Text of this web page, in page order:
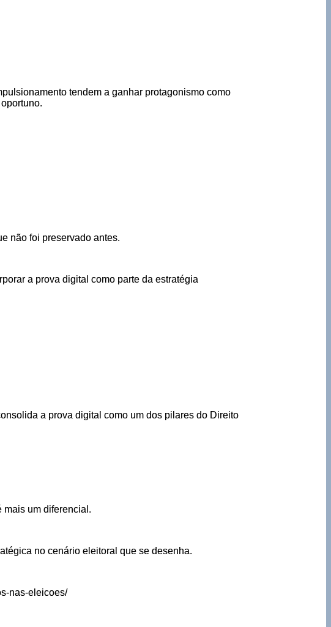
tendem a ganhar protagonismo como
não foi preservado antes.
a prova digital como parte da estratégia
a prova digital como um dos pilares do Direito
mais um diferencial.
no cenário eleitoral que se desenha.
nas-eleicoes/